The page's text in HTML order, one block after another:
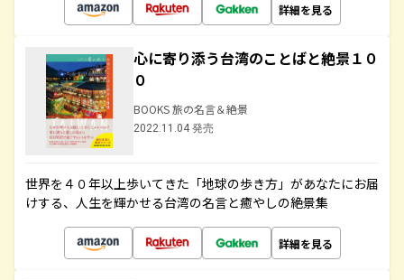
詳細を見る
心に寄り添う台湾のことばと絶景１０
０
BOOKS 旅の名言＆絶景
2022.11.04 発売
世界を４０年以上歩いてきた「地球の歩き方」があなたにお届
けする、人生を輝かせる台湾の名言と癒やしの絶景集
詳細を見る